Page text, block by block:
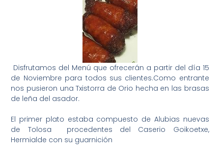
Disfrutamos del Menú que ofrecerán a partir del día 15
de Noviembre para todos sus clientes.Como entrante
nos pusieron una Txistorra de Orio hecha en las brasas
de leña del asador.
El primer plato estaba compuesto de Alubias nuevas
de Tolosa procedentes del Caserio Goikoetxe,
Hermialde con su guarnición